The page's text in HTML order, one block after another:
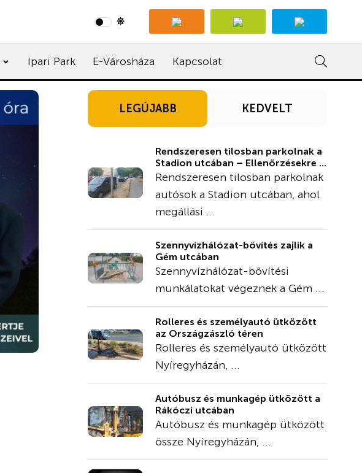
Ipari Park E-Városháza Kapcsolat
LEGÚJABB KEDVELT
Rendszeresen tilosban parkolnak a
Stadion utcában – Ellenőrzésekre ...
Rendszeresen tilosban parkolnak
autósok a Stadion utcában, ahol
megállási ...
Szennyvízhálózat-bővítés zajlik a
Gém utcában
Szennyvízhálózat-bővítési
munkálatokat végeznek a Gém ...
Rolleres és személyautó ütközött
az Országzászló téren
Rolleres és személyautó ütközött
Nyíregyházán, ...
Autóbusz és munkagép ütközött a
Rákóczi utcában
Autóbusz és munkagép ütközött
össze Nyíregyházán, ...